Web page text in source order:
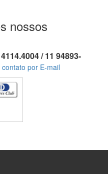
nossos
/ 11 94893-
contato por E-mail